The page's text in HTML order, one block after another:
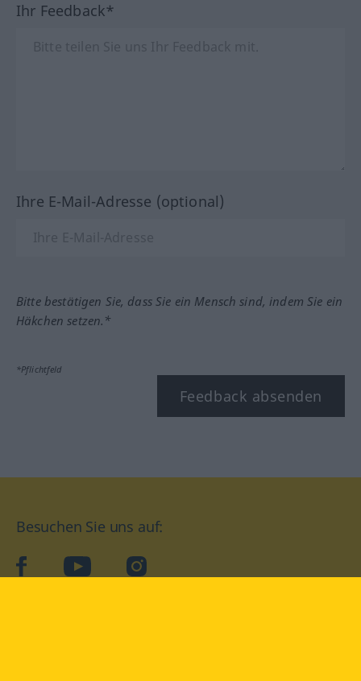
Ihr Feedback*
Ihre E-Mail-Adresse (optional)
Bitte bestätigen Sie, dass Sie ein Mensch sind, indem Sie ein
Häkchen setzen.*
*Pflichtfeld
Feedback absenden
Besuchen Sie uns auf:
facebookYouTube Instagram